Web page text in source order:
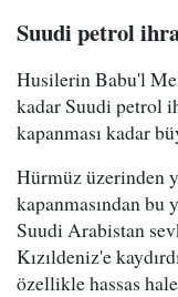
Suudi petrol
Husilerin Babu'l
kadar Suudi petrol
kapanması kadar
Hürmüz üzerinden
kapanmasından bu
Suudi Arabistan
Kızıldeniz'e
özellikle hassas